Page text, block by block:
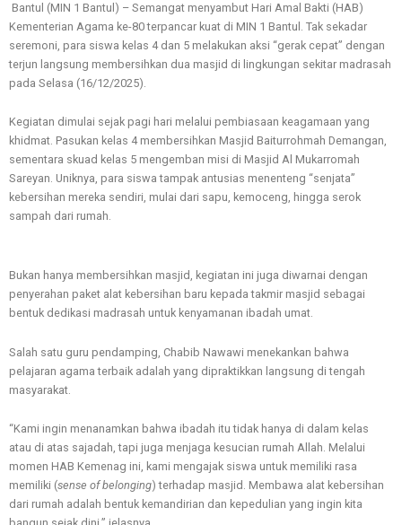
Bantul (MIN 1 Bantul) – Semangat menyambut Hari Amal Bakti (HAB)
Kementerian Agama ke-80 terpancar kuat di MIN 1 Bantul. Tak sekadar
seremoni, para siswa kelas 4 dan 5 melakukan aksi “gerak cepat” dengan
terjun langsung membersihkan dua masjid di lingkungan sekitar madrasah
pada Selasa (16/12/2025).
Kegiatan dimulai sejak pagi hari melalui pembiasaan keagamaan yang
khidmat. Pasukan kelas 4 membersihkan Masjid Baiturrohmah Demangan,
sementara skuad kelas 5 mengemban misi di Masjid Al Mukarromah
Sareyan. Uniknya, para siswa tampak antusias menenteng “senjata”
kebersihan mereka sendiri, mulai dari sapu, kemoceng, hingga serok
sampah dari rumah.
Bukan hanya membersihkan masjid, kegiatan ini juga diwarnai dengan
penyerahan paket alat kebersihan baru kepada takmir masjid sebagai
bentuk dedikasi madrasah untuk kenyamanan ibadah umat.
Salah satu guru pendamping, Chabib Nawawi menekankan bahwa
pelajaran agama terbaik adalah yang dipraktikkan langsung di tengah
masyarakat.
“Kami ingin menanamkan bahwa ibadah itu tidak hanya di dalam kelas
atau di atas sajadah, tapi juga menjaga kesucian rumah Allah. Melalui
momen HAB Kemenag ini, kami mengajak siswa untuk memiliki rasa
memiliki (sense of belonging) terhadap masjid. Membawa alat kebersihan
dari rumah adalah bentuk kemandirian dan kepedulian yang ingin kita